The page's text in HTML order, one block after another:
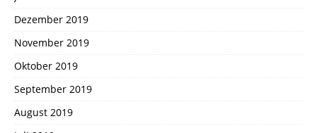
Dezember 2019
November 2019
Oktober 2019
September 2019
August 2019